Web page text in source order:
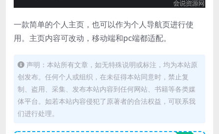
一款简单的个人主页，也可以作为个人导航页进行使
用。主页内容可改动，移动端和pc端都适配。
声明：本站所有文章，如无特殊说明或标注，均为本站原
创发布。任何个人或组织，在未征得本站同意时，禁止复
制、盗用、采集、发布本站内容到任何网站、书籍等各类媒
体平台。如若本站内容侵犯了原著者的合法权益，可联系我
们进行处理。